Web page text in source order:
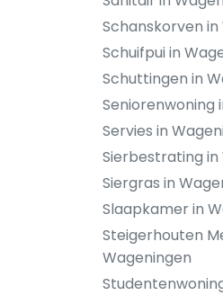
Schanskorven
Schuifpui in
Schuttingen in
Seniorenwoning
Servies in
Sierbestrating in
Siergras in
Slaapkamer in
Steigerhouten
Wageningen